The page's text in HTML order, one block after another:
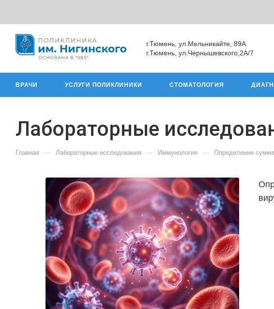
г.Тюмень, ул.Мельникайте, 89А
г.Тюмень, ул.Чернышевского,2А/7
ВРАЧИ УСЛУГИ ПОЛИКЛИНИКИ СТОМАТОЛОГИЯ
Лабораторные
Главная — Лабораторные исследования — Иммунология — Определение